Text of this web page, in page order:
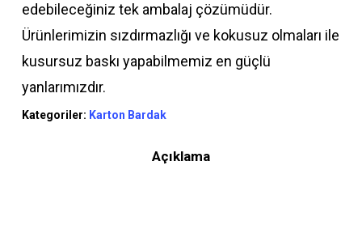
edebileceğiniz tek ambalaj çözümüdür.
Ürünlerimizin sızdırmazlığı ve kokusuz olmaları ile
kusursuz baskı yapabilmemiz en güçlü
yanlarımızdır.
Kategoriler: Karton Bardak
Açıklama